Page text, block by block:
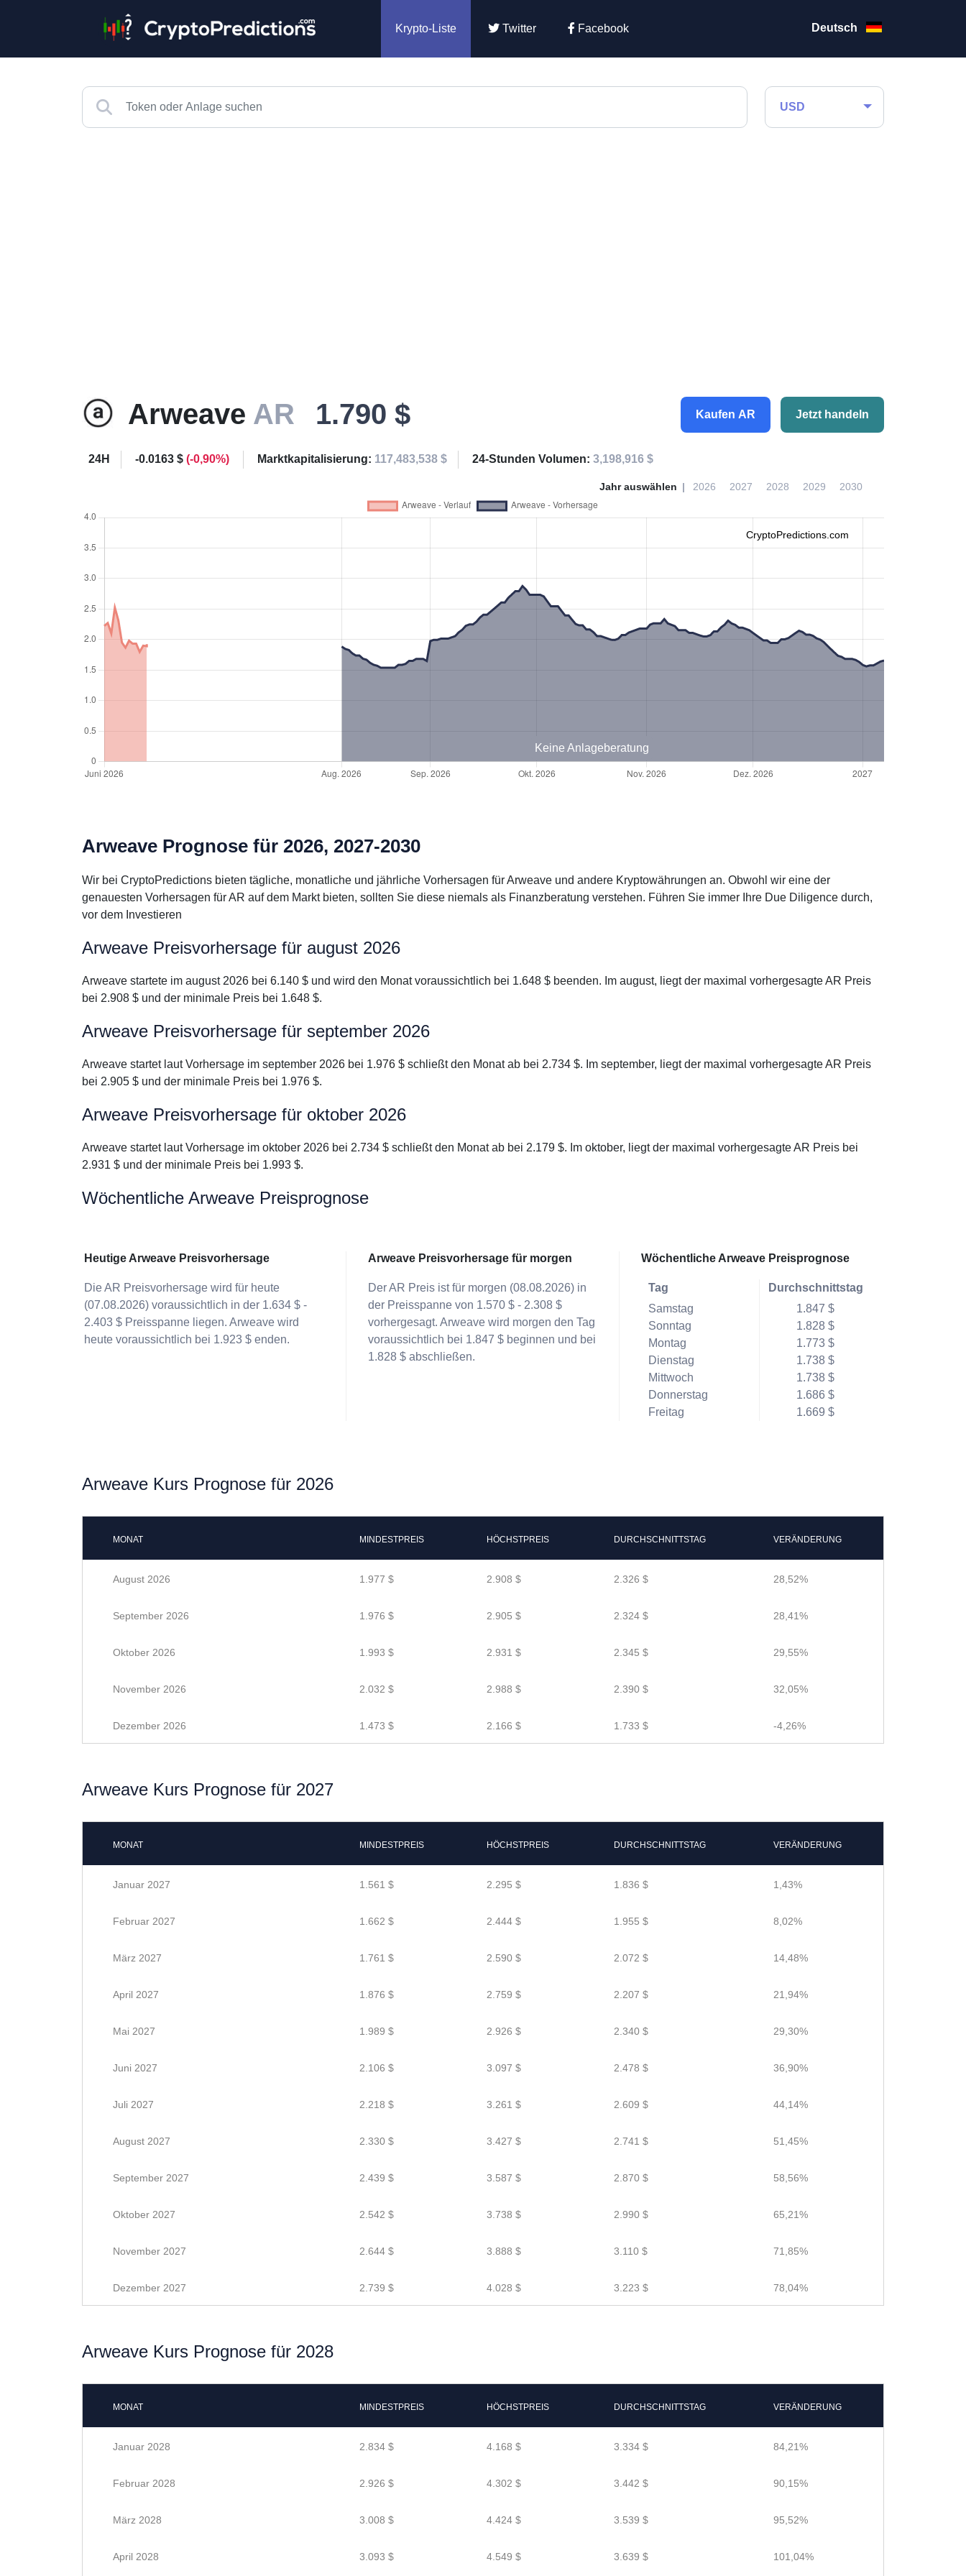
Krypto-Liste Twitter Facebook Deutsch
USD
Arweave AR 1.790 $ Kaufen AR Jetzt handeln
24H -0.0163 $ (-0,90%) Marktkapitalisierung: 117,483,538 $ 24-Stunden Volumen: 3,198,916 $
Jahr auswählen 2026 2027 2028 2029 2030
CryptoPredictions.com
Keine Anlageberatung
Arweave Prognose für 2026, 2027-2030
Wir bei CryptoPredictions bieten tägliche, monatliche und jährliche Vorhersagen für Arweave und andere Kryptowährungen an. Obwohl wir eine der
genauesten Vorhersagen für AR auf dem Markt bieten, sollten Sie diese niemals als Finanzberatung verstehen. Führen Sie immer Ihre Due Diligence durch,
vor dem Investieren
Arweave Preisvorhersage für august 2026
Arweave startete im august 2026 bei 6.140 $ und wird den Monat voraussichtlich bei 1.648 $ beenden. Im august, liegt der maximal vorhergesagte AR Preis
bei 2.908 $ und der minimale Preis bei 1.648 $.
Arweave Preisvorhersage für september 2026
Arweave startet laut Vorhersage im september 2026 bei 1.976 $ schließt den Monat ab bei 2.734 $. Im september, liegt der maximal vorhergesagte AR Preis
bei 2.905 $ und der minimale Preis bei 1.976 $.
Arweave Preisvorhersage für oktober 2026
Arweave startet laut Vorhersage im oktober 2026 bei 2.734 $ schließt den Monat ab bei 2.179 $. Im oktober, liegt der maximal vorhergesagte AR Preis bei
2.931 $ und der minimale Preis bei 1.993 $.
Wöchentliche Arweave Preisprognose
Heutige Arweave Preisvorhersage
Die AR Preisvorhersage wird für heute
(07.08.2026) voraussichtlich in der 1.634 $ -
2.403 $ Preisspanne liegen. Arweave wird
heute voraussichtlich bei 1.923 $ enden.
Arweave Preisvorhersage für morgen
Der AR Preis ist für morgen (08.08.2026) in
der Preisspanne von 1.570 $ - 2.308 $
vorhergesagt. Arweave wird morgen den Tag
voraussichtlich bei 1.847 $ beginnen und bei
1.828 $ abschließen.
Wöchentliche Arweave Preisprognose
Tag
Samstag
Sonntag
Montag
Dienstag
Mittwoch
Donnerstag
Freitag
Durchschnittstag
1.847 $
1.828 $
1.773 $
1.738 $
1.738 $
1.686 $
1.669 $
Arweave Kurs Prognose für 2026
MONAT MINDESTPREIS HÖCHSTPREIS DURCHSCHNITTSTAG VERÄNDERUNG
August 2026 1.977 $ 2.908 $ 2.326 $ 28,52%
September 2026 1.976 $ 2.905 $ 2.324 $ 28,41%
Oktober 2026 1.993 $ 2.931 $ 2.345 $ 29,55%
November 2026 2.032 $ 2.988 $ 2.390 $ 32,05%
Dezember 2026 1.473 $ 2.166 $ 1.733 $ -4,26%
Arweave Kurs Prognose für 2027
MONAT MINDESTPREIS HÖCHSTPREIS DURCHSCHNITTSTAG VERÄNDERUNG
Januar 2027 1.561 $ 2.295 $ 1.836 $ 1,43%
Februar 2027 1.662 $ 2.444 $ 1.955 $ 8,02%
März 2027 1.761 $ 2.590 $ 2.072 $ 14,48%
April 2027 1.876 $ 2.759 $ 2.207 $ 21,94%
Mai 2027 1.989 $ 2.926 $ 2.340 $ 29,30%
Juni 2027 2.106 $ 3.097 $ 2.478 $ 36,90%
Juli 2027 2.218 $ 3.261 $ 2.609 $ 44,14%
August 2027 2.330 $ 3.427 $ 2.741 $ 51,45%
September 2027 2.439 $ 3.587 $ 2.870 $ 58,56%
Oktober 2027 2.542 $ 3.738 $ 2.990 $ 65,21%
November 2027 2.644 $ 3.888 $ 3.110 $ 71,85%
Dezember 2027 2.739 $ 4.028 $ 3.223 $ 78,04%
Arweave Kurs Prognose für 2028
MONAT MINDESTPREIS HÖCHSTPREIS DURCHSCHNITTSTAG VERÄNDERUNG
Januar 2028 2.834 $ 4.168 $ 3.334 $ 84,21%
Februar 2028 2.926 $ 4.302 $ 3.442 $ 90,15%
März 2028 3.008 $ 4.424 $ 3.539 $ 95,52%
April 2028 3.093 $ 4.549 $ 3.639 $ 101,04%